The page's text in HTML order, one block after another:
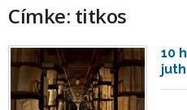
Címke: titkos
10